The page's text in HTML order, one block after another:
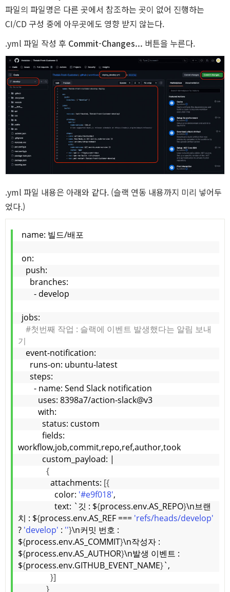
파일의 파일명은 다른 곳에서 참조하는 곳이 없어 진행하는
CI/CD 구성 중에 아무곳에도 영향 받지 않는다.
.yml 파일 작성 후 Commit-Changes... 버튼을 누른다.
.yml 파일 내용은 아래와 같다. (슬랙 연동 내용까지 미리 넣어두
었다.)
name: 빌드/배포
on:
  push:
    branches:
      - develop
jobs:
#첫번째 작업 : 슬랙에 이벤트 발생했다는 알림 보내
기
  event-notification:
    runs-on: ubuntu-latest
    steps:
      - name: Send Slack notification
        uses: 8398a7/action-slack@v3
        with:
          status: custom
          fields:
workflow,job,commit,repo,ref,author,took
          custom_payload: |
{
              attachments:
[{
                color:
'#e9f018',
                text: `깃 : $
{process.env.AS_REPO}\n브랜
치 : ${process.env.AS_REF === 'refs/heads/develop'
? 'develop' : ''}\n커밋 번호 :
${process.env.AS_COMMIT}\n작성자 :
${process.env.AS_AUTHOR}\n발생 이벤트 :
${process.env.GITHUB_EVENT_NAME}`,
}]
}